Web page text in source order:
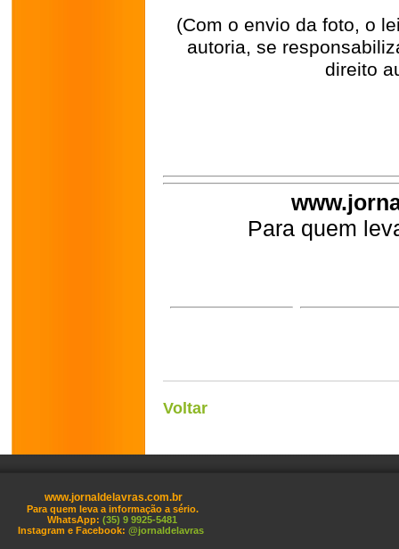
(Com o envio da foto, o
autoria, se
direito
Para quem
Voltar
www.jornaldelavras.com.br
Para quem leva a informação a sério.
WhatsApp: (35) 9 9925-5481
Instagram e Facebook: @jornaldelavras